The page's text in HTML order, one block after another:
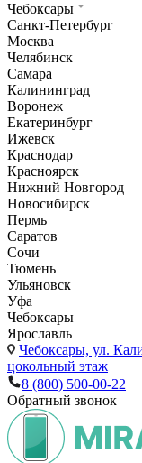
Чебоксары
Санкт-Петербург
Москва
Челябинск
Самара
Калининград
Воронеж
Екатеринбург
Ижевск
Краснодар
Красноярск
Нижний Новгород
Новосибирск
Пермь
Саратов
Сочи
Тюмень
Ульяновск
Уфа
Чебоксары
Ярославль
Чебоксары, ул.
цокольный этаж
8 (800) 500-00-22
Обратный звонок